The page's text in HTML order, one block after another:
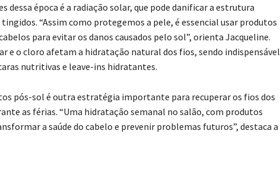
dessa época é a radiação solar, que pode danificar a estrutura
“Assim como protegemos a pele, é essencial usar produtos
para evitar os danos causados pelo sol”, orienta Jacqueline.
e o cloro afetam a hidratação natural dos fios, sendo indispensável
nutritivas e leave-ins hidratantes.
pós-sol é outra estratégia importante para recuperar os fios dos
as férias. “Uma hidratação semanal no salão, com produtos
a saúde do cabelo e prevenir problemas futuros”, destaca a